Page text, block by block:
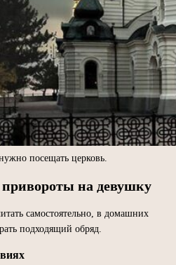
посещать церковь.
на девушку
самостоятельно, в домашних
подходящий обряд.